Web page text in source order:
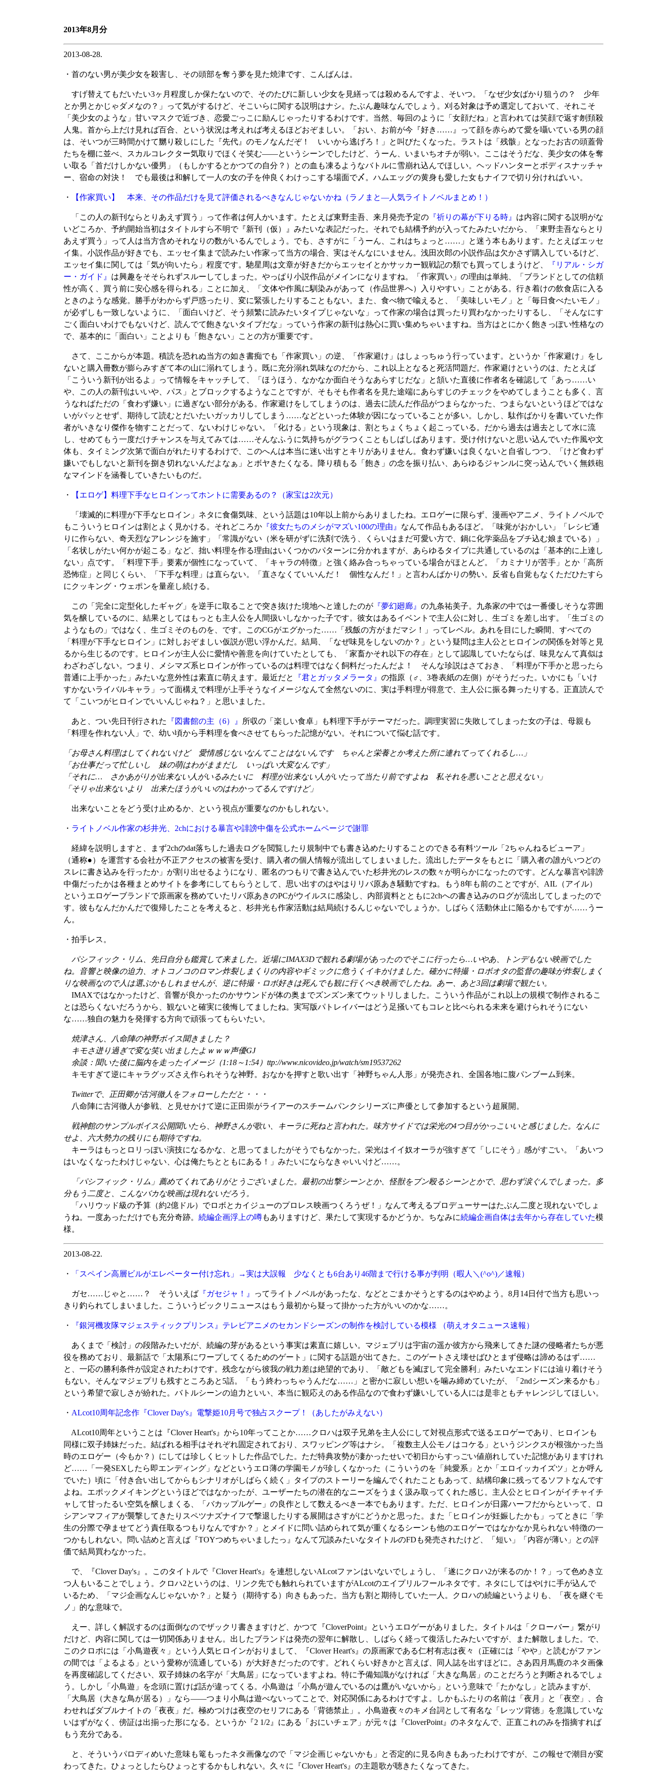
2013年8月分
2013-08-28.
・首のない男が美少女を殺害し、その頭部を奪う夢を見た焼津です、こんばんは。
すげ替えてもだいたい3ヶ月程度しか保たないので、そのたびに新しい少女を見繕っては殺めるんですよ、そいつ。「なぜ少女ばかり狙うの？ 少年
とか男とかじゃダメなの？」って気がするけど、そこいらに関する説明はナシ。たぶん趣味なんでしょう。刈る対象は予め選定しておいて、それこそ
「美少女のような」甘いマスクで近づき、恋愛ごっこに励んじゃったりするわけです。当然、毎回のように「女顔だね」と言われては笑顔で返す刎頚殺
人鬼。首から上だけ見れば百合、という状況は考えれば考えるほどおぞましい。「おい、お前が今『好き……』って顔を赤らめて愛を囁いている男の顔
は、そいつが三時間かけて嬲り殺しにした『先代』のモノなんだぞ！ いいから逃げろ！」と叫びたくなった。ラストは「残骸」となったお古の頭蓋骨
たちを棚に並べ、スカルコレクター気取りでほくそ笑む――というシーンでしたけど、うーん、いまいちオチが弱い。ここはそうだな、美少女の体を奪
い取る「首だけしかない優男」（もしかするとかつての自分？）との血も凍るようなバトルに雪崩れ込んでほしい。ヘッドハンターとボディスナッチャ
ー、宿命の対決！ でも最後は和解して一人の女の子を仲良くわけっこする場面で〆。ハムエッグの黄身も愛した女もナイフで切り分ければいい。
・ 【作家買い】 本来、その作品だけを見て評価されるべきなんじゃないかね （ラノまと―人気ライトノベルまとめ！）
「この人の新刊ならとりあえず買う」って作者は何人かいます。たとえば東野圭吾、来月発売予定の 『祈りの幕が下りる時』 は内容に関する説明がな
いどころか、予約開始当初はタイトルすら不明で『新刊（仮）』みたいな表記だった。それでも結構予約が入ってたみたいだから、「東野圭吾ならとり
あえず買う」って人は当方含めそれなりの数がいるんでしょう。でも、さすがに「うーん、これはちょっと……」と迷う本もあります。たとえばエッセ
イ集。小説作品が好きでも、エッセイ集まで読みたい作家って当方の場合、実はそんなにいません。浅田次郎の小説作品は欠かさず購入しているけど、
エッセイ集に関しては「気が向いたら」程度です。馳星周は文章が好きだからエッセイとかサッカー観戦記の類でも買ってしまうけど、
『リアル・シガ
ー・ガイド』 は興趣をそそられずスルーしてしまった。やっぱり小説作品がメインになりますね。「作家買い」の理由は単純、「ブランドとしての信頼
性が高く、買う前に安心感を得られる」ことに加え、「文体や作風に馴染みがあって（作品世界へ）入りやすい」ことがある。行き着けの飲食店に入る
ときのような感覚。勝手がわからず戸惑ったり、変に緊張したりすることもない。また、食べ物で喩えると、「美味しいモノ」と「毎日食べたいモノ」
が必ずしも一致しないように、「面白いけど、そう頻繁に読みたいタイプじゃないな」って作家の場合は買ったり買わなかったりするし、「そんなにす
ごく面白いわけでもないけど、読んでて飽きないタイプだな」っていう作家の新刊は熱心に買い集めちゃいますね。当方はとにかく飽きっぽい性格なの
で、基本的に「面白い」ことよりも「飽きない」ことの方が重要です。
さて、ここからが本題。積読を恐れぬ当方の如き書痴でも「作家買い」の逆、「作家避け」はしょっちゅう行っています。というか「作家避け」をし
ないと購入冊数が膨らみすぎて本の山に溺れてしまう。既に充分溺れ気味なのだから、これ以上となると死活問題だ。作家避けというのは、たとえば
「こういう新刊が出るよ」って情報をキャッチして、「ほうほう、なかなか面白そうなあらすじだな」と頷いた直後に作者名を確認して「あっ……い
や、この人の新刊はいいや、パス」とブロックするようなことですが、そもそも作者名を見た途端にあらすじのチェックをやめてしまうことも多く、言
うなればただの「食わず嫌い」に過ぎない部分がある。作家避けをしてしまうのは、過去に読んだ作品がつまらなかった、つまらないというほどではな
いがパッとせず、期待して読むとだいたいガッカリしてしまう……などといった体験が因になっていることが多い。しかし、駄作ばかりを書いていた作
者がいきなり傑作を物すことだって、ないわけじゃない。「化ける」という現象は、割とちょくちょく起こっている。だから過去は過去として水に流
し、せめてもう一度だけチャンスを与えてみては……そんなふうに気持ちがグラつくこともしばしばあります。受け付けないと思い込んでいた作風や文
体も、タイミング次第で面白がれたりするわけで、このへんは本当に迷い出すとキリがありません。食わず嫌いは良くないと自省しつつ、「けど食わず
嫌いでもしないと新刊を捌き切れないんだよなぁ」とボヤきたくなる。降り積もる「飽き」の念を振り払い、あらゆるジャンルに突っ込んでいく無鉄砲
なマインドを涵養していきたいものだ。
・ 【エロゲ】料理下手なヒロインってホントに需要あるの？ （家宝は2次元）
「壊滅的に料理が下手なヒロイン」ネタに食傷気味、という話題は10年以上前からありましたね。エロゲーに限らず、漫画やアニメ、ライトノベルで
もこういうヒロインは割とよく見かける。それどころか 『彼女たちのメシがマズい100の理由』 なんて作品もあるほど。「味覚がおかしい」「レシピ通
りに作らない、奇天烈なアレンジを施す」「常識がない（米を研がずに洗剤で洗う、くらいはまだ可愛い方で、鍋に化学薬品をブチ込む娘までいる）」
「名状しがたい何かが起こる」など、拙い料理を作る理由はいくつかのパターンに分かれますが、あらゆるタイプに共通しているのは「基本的に上達し
ない」点です。「料理下手」要素が個性になっていて、「キャラの特徴」と強く絡み合っちゃっている場合がほとんど。「カミナリが苦手」とか「高所
恐怖症」と同じくらい、「下手な料理」は直らない。「直さなくていいんだ！ 個性なんだ！」と言わんばかりの勢い。反省も自覚もなくただひたすら
にクッキング・ウェポンを量産し続ける。
この「完全に定型化したギャグ」を逆手に取ることで突き抜けた境地へと達したのが 『夢幻廻廊』 の九条祐美子。九条家の中では一番優しそうな雰囲
気を醸しているのに、結果としてはもっとも主人公を人間扱いしなかった子です。彼女はあるイベントで主人公に対し、生ゴミを差し出す。「生ゴミの
ようなもの」ではなく、生ゴミそのものを、です。このCGがエグかった……「残飯の方がまだマシ！」ってレベル。あれを目にした瞬間、すべての
「料理が下手なヒロイン」に対しおぞましい仮説が思い浮かんだ。結局、「なぜ味見をしないのか？」という疑問は主人公とヒロインの関係を対等と見
るから生じるのです。ヒロインが主人公に愛情や善意を向けていたとしても、「家畜かそれ以下の存在」として認識していたならば、味見なんて真似は
わざわざしない。つまり、メシマズ系ヒロインが作っているのは料理ではなく飼料だったんだよ！ そんな珍説はさておき、「料理が下手かと思ったら
普通に上手かった」みたいな意外性は素直に萌えます。最近だと
『君とガッタメラータ』 の指原（♂、3巻表紙の左側）がそうだった。いかにも「いけ
すかないライバルキャラ」って面構えで料理が上手そうなイメージなんて全然ないのに、実は手料理が得意で、主人公に振る舞ったりする。正直読んで
て「こいつがヒロインでいいんじゃね？」と思いました。
あと、つい先日刊行された 『図書館の主（6）』
所収の「楽しい食卓」も料理下手がテーマだった。調理実習に失敗してしまった女の子は、母親も
「料理を作れない人」で、幼い頃から手料理を食べさせてもらった記憶がない。それについて悩む話です。
「お母さん料理はしてくれないけど 愛情感じないなんてことはないんです ちゃんと栄養とか考えた所に連れてってくれるし…」
「お仕事だって忙しいし 妹の萌はわがままだし いっぱい大変なんです」
「それに… さかあがりが出来ない人がいるみたいに 料理が出来ない人がいたって当たり前ですよね 私それを悪いことと思えない」
「そりゃ出来ないより 出来たほうがいいのはわかってるんですけど」
出来ないことをどう受け止めるか、という視点が重要なのかもしれない。
・ ライトノベル作家の杉井光、2chにおける暴言や誹謗中傷を公式ホームページで謝罪
経緯を説明しますと、まず2chのdat落ちした過去ログを閲覧したり規制中でも書き込めたりすることのできる有料ツール「2ちゃんねるビューア」
（通称●）を運営する会社が不正アクセスの被害を受け、購入者の個人情報が流出してしまいました。流出したデータをもとに「購入者の誰がいつどの
スレに書き込みを行ったか」が割り出せるようになり、匿名のつもりで書き込んでいた杉井光のレスの数々が明らかになったのです。どんな暴言や誹謗
中傷だったかは各種まとめサイトを参考にしてもらうとして、思い出すのはやはりリバ原あき騒動ですね。もう8年も前のことですが、AIL（アイル）
というエロゲーブランドで原画家を務めていたリバ原あきのPCがウイルスに感染し、内部資料とともに2chへの書き込みのログが流出してしまったので
す。彼もなんだかんだで復帰したことを考えると、杉井光も作家活動は結局続けるんじゃないでしょうか。しばらく活動休止に陥るかもですが……うー
ん。
・拍手レス。
パシフィック・リム、先日自分も鑑賞して来ました。近場にIMAX3Dで観れる劇場があったのでそこに行ったら…いやあ、トンデもない映画でした
ね。音響と映像の迫力、オトコノコのロマン炸裂しまくりの内容やギミックに危うくイキかけました。確かに特撮・ロボオタの監督の趣味が炸裂しまく
りな映画なので人は選ぶかもしれませんが、逆に特撮・ロボ好きは死んでも観に行くべき映画でしたね。あー、あと3回は劇場で観たい。
IMAXではなかったけど、音響が良かったのかサウンドが体の奥までズンズン来てウットリしました。こういう作品がこれ以上の規模で制作されるこ
とは恐らくないだろうから、観ないと確実に後悔してましたね。実写版パトレイバーはどう足掻いてもコレと比べられる未来を避けられそうにない
な……独自の魅力を発揮する方向で頑張ってもらいたい。
焼津さん、八命陣の神野ボイス聞きました？
キモさ迸り過ぎで変な笑い出ましたよｗｗｗ声優GJ
余談：聞いた後に脳内を走ったイメージ（1:18～1:54）ttp://www.nicovideo.jp/watch/sm19537262
キモすぎて逆にキャラグッズさえ作られそうな神野。おなかを押すと歌い出す「神野ちゃん人形」が発売され、全国各地に腹パンブーム到来。
Twitterで、正田卿が古河徹人をフォローしただと・・・
八命陣に古河徹人が参戦、と見せかけて逆に正田崇がライアーのスチームパンクシリーズに声優として参加するという超展開。
戦神館のサンプルボイス公開聞いたら、神野さんが歌い、キーラに死ねと言われた。味方サイドでは栄光の4つ目がかっこいいと感じました。なんに
せよ、六大勢力の残りにも期待ですね。
キーラはもっとロリっぽい演技になるかな、と思ってましたがそうでもなかった。栄光はイイ奴オーラが強すぎて「しにそう」感がすごい。「あいつ
はいなくなったわけじゃない、心は俺たちとともにある！」みたいにならなきゃいいけど……。
「パシフィック・リム」薦めてくれてありがとうございました。最初の出撃シーンとか、怪獣をブン殴るシーンとかで、思わず涙ぐんでしまった。多
分もう二度と、こんなバカな映画は現れないだろう。
「ハリウッド級の予算（約2億ドル）でロボとカイジューのプロレス映画つくろうぜ！」なんて考えるプロデューサーはたぶん二度と現れないでしょ
うね。一度あっただけでも充分奇跡。 続編企画浮上の噂もありますけど、果たして実現するかどうか。ちなみに続編企画自体は去年から存在していた模
様。
2013-08-22.
・ 「スペイン高層ビルがエレベーター付け忘れ」→実は大誤報 少なくとも6台あり46階まで行ける事が判明 （暇人＼(^o^)／速報）
ガセ……じゃと……？ そういえば 『ガセジャ！』
ってライトノベルがあったな、などとごまかそうとするのはやめよう。8月14日付で当方も思いっ
きり釣られてしまいました。こういうビックリニュースはもう最初から疑って掛かった方がいいのかな……。
・ 『銀河機攻隊マジェスティックプリンス』テレビアニメのセカンドシーズンの制作を検討している模様 （萌えオタニュース速報）
あくまで「検討」の段階みたいだが、続編の芽があるという事実は素直に嬉しい。マジェプリは宇宙の遥か彼方から飛来してきた謎の侵略者たちが悪
役を務めており、最新話で「太陽系にワープしてくるためのゲート」に関する話題が出てきた。このゲートさえ壊せばひとまず侵略は諦めるはず……
と、一応の勝利条件が設定されたわけです。残念ながら彼我の戦力差は絶望的であり、「敵どもを滅ぼして完全勝利」みたいなエンドには辿り着けそう
もない。そんなマジェプリも残すところあと5話。「もう終わっちゃうんだな……」と密かに寂しい想いを噛み締めていたが、「2ndシーズン来るかも」
という希望で寂しさが紛れた。バトルシーンの迫力といい、本当に観応えのある作品なので食わず嫌いしている人には是非ともチャレンジしてほしい。
・ ALcot10周年記念作『Clover Day's』電撃姫10月号で独占スクープ！ （あしたがみえない）
ALcot10周年ということは『Clover Heart's』から10年ってことか……クロハは双子兄弟を主人公にして対視点形式で送るエロゲーであり、ヒロインも
同様に双子姉妹だった。結ばれる相手はそれぞれ固定されており、スワッピング等はナシ。「複数主人公モノはコケる」というジンクスが根強かった当
時のエロゲー（今もか？）にしては珍しくヒットした作品でした。ただ特典攻勢が凄かったせいで初日からすっごい値崩れしていた記憶がありますけれ
ど……「一発SEXしたら即エンディング」などというエロ薄の学園モノが珍しくなかった（こういうのを「純愛系」とか「エロイッカイズツ」とか呼ん
でいた）頃に「付き合い出してからもシナリオがしばらく続く」タイプのストーリーを編んでくれたこともあって、結構印象に残ってるソフトなんです
よね。エポックメイキングというほどではなかったが、ユーザーたちの潜在的なニーズをうまく汲み取ってくれた感じ。主人公とヒロインがイチャイチ
ャして甘ったるい空気を醸しまくる、「バカップルゲー」の良作として数えるべき一本でもあります。ただ、ヒロインが日露ハーフだからといって、ロ
シアンマフィアが襲撃してきたりスペツナズナイフで撃退したりする展開はさすがにどうかと思った。また「ヒロインが妊娠したかも」ってときに「学
生の分際で孕ませてどう責任取るつもりなんですか？」とメイドに問い詰められて気が重くなるシーンも他のエロゲーではなかなか見られない特徴の一
つかもしれない。問い詰めと言えば『TOYつめちゃいましたっ』なんて冗談みたいなタイトルのFDも発売されたけど、「短い」「内容が薄い」との評
価で結局買わなかった。
で、『Clover Day's』。このタイトルで『Clover Heart's』を連想しないALcotファンはいないでしょうし、「遂にクロハ2が来るのか！？」って色めき立
つ人もいることでしょう。クロハ2というのは、リンク先でも触れられていますがALcotのエイプリルフールネタです。ネタにしてはやけに手が込んで
いるため、「マジ企画なんじゃないか？」と疑う（期待する）向きもあった。当方も割と期待していた一人。クロハの続編というよりも、「夜を継ぐモ
ノ」的な意味で。
えー、詳しく解説するのは面倒なのでザックリ書きますけど、かつて『CloverPoint』というエロゲーがありました。タイトルは「クローバー」繋がり
だけど、内容に関しては一切関係ありません。出したブランドは発売の翌年に解散し、しばらく経って復活したみたいですが、また解散しました。で、
このクロポには「小鳥遊夜々」という人気ヒロインがおりまして、『Clover Heart's』の原画家である仁村有志は夜々（正確には「やや」と読むがファン
の間では「よるよる」という愛称が流通している）が大好きだったのです。どれくらい好きかと言えば、同人誌を出すほどに。さあ四月馬鹿のネタ画像
を再度確認してください、双子姉妹の名字が「大鳥居」になっていますよね。特に予備知識がなければ「大きな鳥居」のことだろうと判断されるでしょ
う。しかし「小鳥遊」を念頭に置けば話が違ってくる。小鳥遊は「小鳥が遊んでいるのは鷹がいないから」という意味で「たかなし」と読みますが、
「大鳥居（大きな鳥が居る）」なら――つまり小鳥は遊べないってことで、対応関係にあるわけですよ。しかもふたりの名前は「夜月」と「夜空」、合
わせればダブルナイトの「夜夜」だ。極めつけは夜空のセリフにある「背徳禁止」。小鳥遊夜々のキメ台詞として有名な「レッツ背徳」を意識していな
いはずがなく、傍証は出揃った形になる。というか『2 1/2』にある「おにいチェア」が元々は『CloverPoint』のネタなんで、正直これのみを指摘すれば
もう充分である。
と、そういうパロディめいた意味も篭もったネタ画像なので「マジ企画じゃないかも」と否定的に見る向きもあったわけですが、この報せで潮目が変
わってきた。ひょっとしたらひょっとするかもしれない。久々に『Clover Heart's』の主題歌が聴きたくなってきた。